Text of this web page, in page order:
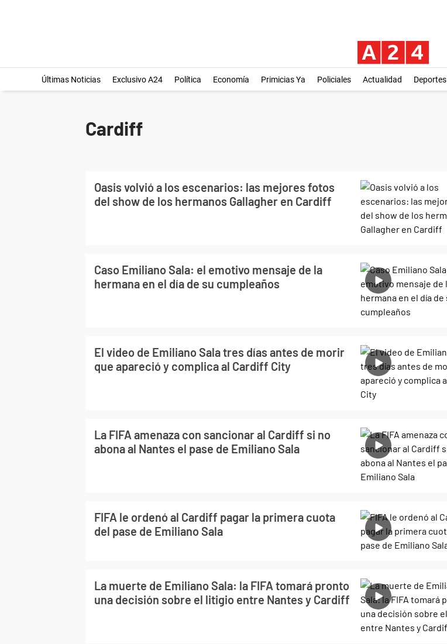
Últimas Noticias Exclusivo A24 Política Economía Primicias Ya Policiales Actualidad Deportes
Cardiff
Oasis volvió a los escenarios: las mejores fotos
del show de los hermanos Gallagher en Cardiff
Caso Emiliano Sala: el emotivo mensaje de la
hermana en el día de su cumpleaños
El video de Emiliano Sala tres días antes de morir
que apareció y complica al Cardiff City
La FIFA amenaza con sancionar al Cardiff si no
abona al Nantes el pase de Emiliano Sala
FIFA le ordenó al Cardiff pagar la primera cuota
del pase de Emiliano Sala
La muerte de Emiliano Sala: la FIFA tomará pronto
una decisión sobre el litigio entre Nantes y Cardiff